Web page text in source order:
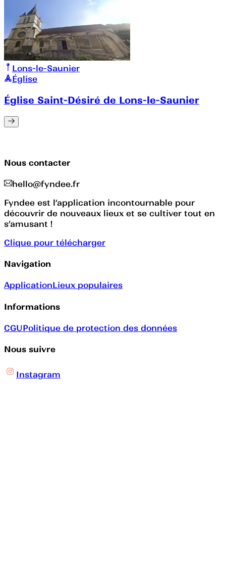
Lons-le-Saunier
Église
Église Saint-Désiré de Lons-le-Saunier
Nous contacter
hello@fyndee.fr
Fyndee est l’application incontournable pour
découvrir de nouveaux lieux et se cultiver tout en
s’amusant !
Clique pour télécharger
Navigation
ApplicationLieux populaires
Informations
CGUPolitique de protection des données
Nous suivre
Instagram